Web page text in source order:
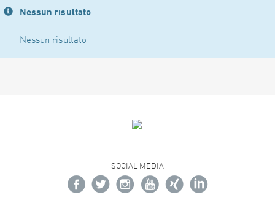
Nessun risultato
Nessun risultato
SOCIAL MEDIA